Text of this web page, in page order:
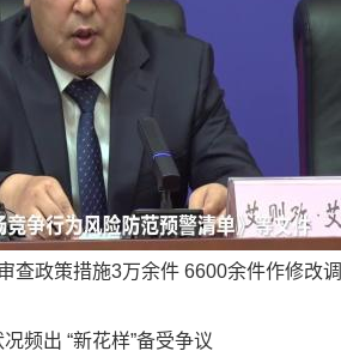
查政策措施3万余件 6600余件作修改
频出 “新花样”备受争议